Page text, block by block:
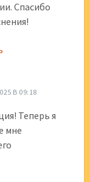
Спасибо
В 09:18
Теперь я
мне